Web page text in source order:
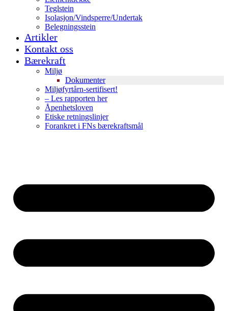
Teglstein
Isolasjon/Vindsperre/Undertak
Belegningsstein
Artikler
Kontakt oss
Bærekraft
Miljø
Dokumenter
Miljøfyrtårn-sertifisert!
– Les rapporten her
Åpenhetsloven
Etiske retningslinjer
Forankret i FNs bærekraftsmål